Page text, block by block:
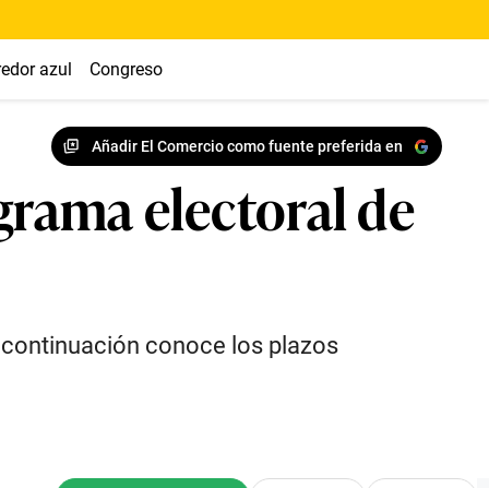
azul Congreso
Añadir El Comercio como fuente preferida en
electoral de
conoce los plazos